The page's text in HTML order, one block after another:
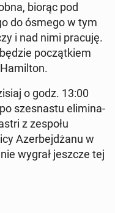
biorąc pod
do ósmego w tym
i nad nimi pracuję.
po­cząt­kiem
o godz. 13:00
szes­na­stu eli­mi­na­
z zespołu
Azer­bej­dża­nu w
wygrał jeszcze tej